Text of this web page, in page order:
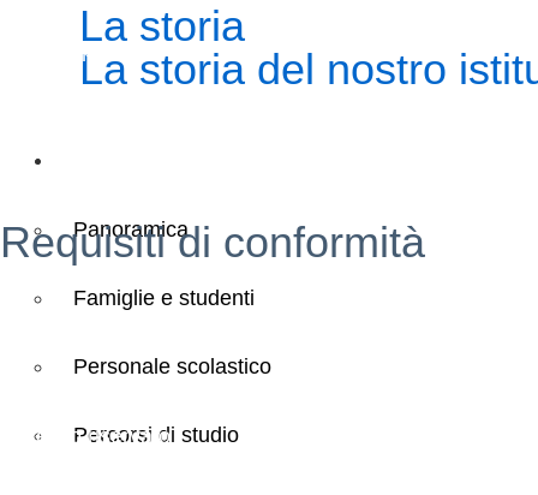
La storia
La storia del nostro
Panoramica
Famiglie e studenti
Personale scolastico
Percorsi di studio
Riviste specializzate
Scuola futura
Requisiti di conformità
Accesso riservato